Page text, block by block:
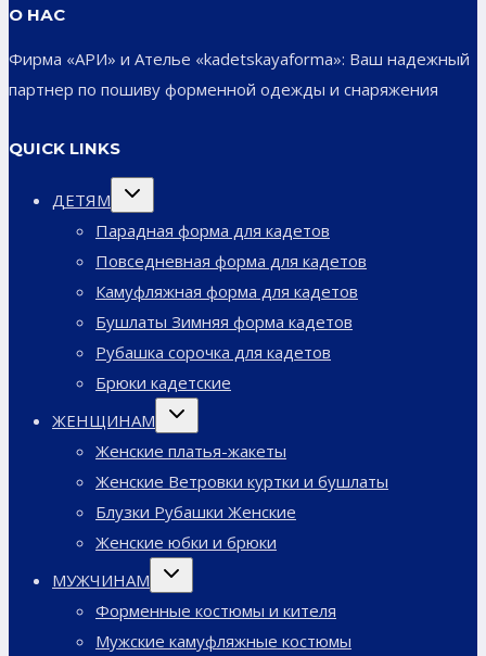
О НАС
Фирма «АРИ» и Ателье «kadetskayaforma»: Ваш надежный
партнер по пошиву форменной одежды и снаряжения
QUICK LINKS
ДЕТЯМ
Переключить
Парадная форма для кадетов
Повседневная форма для кадетов
Камуфляжная форма для кадетов
Бушлаты Зимняя форма кадетов
Рубашка сорочка для кадетов
Брюки кадетские
ЖЕНЩИНАМ
Переключить
Женские платья-жакеты
Женские Ветровки куртки и бушлаты
Блузки Рубашки Женские
Женские юбки и брюки
МУЖЧИНАМ
Переключить
Форменные костюмы и кителя
Мужские камуфляжные костюмы